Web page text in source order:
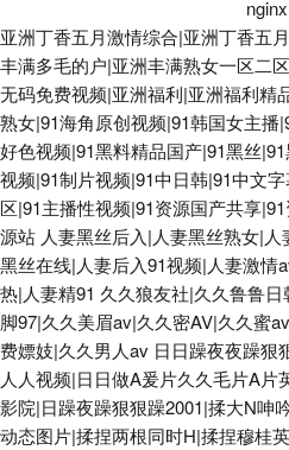
nginx
亚洲丁香五月激情综合|亚洲丁香五
丰满多毛的户|亚洲丰满熟女一区二
无码免费视频|亚洲福利|亚洲福利精
熟女|91海角原创视频|91韩国女主播
好色视频|91黑料精品国产|91黑丝
视频|91制片视频|91中日韩|91中文
区|91主播性视频|91资源国产共享
源站 人妻黑丝后入|人妻黑丝熟女|
黑丝在线|人妻后入91视频|人妻激情
热|人妻精91 久久狼友社|久久鲁鲁
脚97|久久美眉av|久久密AV|久久蜜
费嫖妓|久久男人av 日日躁夜夜躁狠
人人视频|日日做A爰片久久毛片A
影院|日躁夜躁狠狠躁2001|揉大N呻
动态图片|揉捏两根同时H|揉捏穆桂